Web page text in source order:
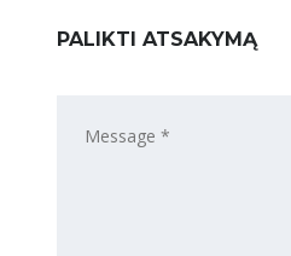
PALIKTI ATSAKYMĄ